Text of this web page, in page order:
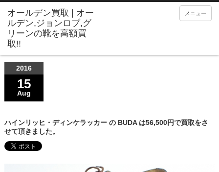
メニュー
2016
15
Aug
ハインリッヒ・ディンケラッカー の BUDA は56,500円で買取をさ
せて頂きました。